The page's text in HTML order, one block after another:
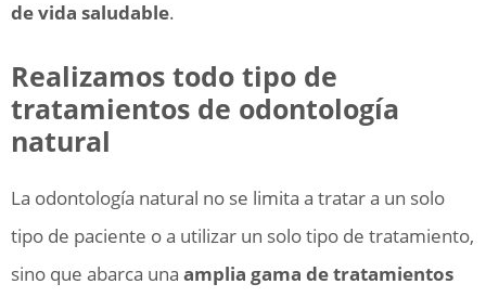
de vida saludable.
Realizamos todo tipo de
tratamientos de odontología
natural
La odontología natural no se limita a tratar a un solo
tipo de paciente o a utilizar un solo tipo de tratamiento,
sino que abarca una amplia gama de tratamientos